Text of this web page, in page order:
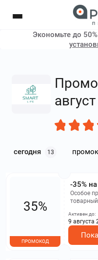
Экономьте до
сегодня 13
-35%
Особое
35%
ПРОМОКОД
Активен до:
9 августа